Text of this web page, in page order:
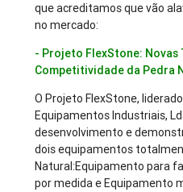
que acreditamos que vão
no mercado:
- Projeto FlexStone: Novas
Competitividade da Pedra
O Projeto FlexStone,
Equipamentos Industriais,
desenvolvimento e
dois equipamentos
Natural:Equipamento para
por medida e Equipamento